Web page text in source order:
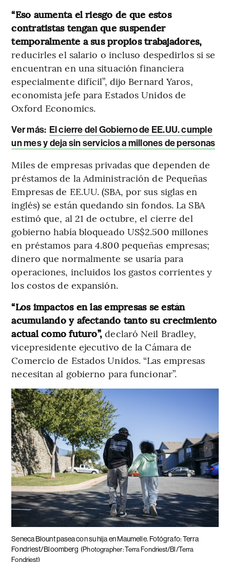
“Eso aumenta el riesgo de que estos
contratistas tengan que suspender
temporalmente a sus propios trabajadores,
reducirles el salario o incluso despedirlos si se
encuentran en una situación financiera
especialmente difícil”, dijo Bernard Yaros,
economista jefe para Estados Unidos de
Oxford Economics.
Ver más: El cierre del Gobierno de EE.UU. cumple
un mes y deja sin servicios a millones de personas
Miles de empresas privadas que dependen de
préstamos de la Administración de Pequeñas
Empresas de EE.UU. (SBA, por sus siglas en
inglés) se están quedando sin fondos. La SBA
estimó que, al 21 de octubre, el cierre del
gobierno había bloqueado US$2.500 millones
en préstamos para 4.800 pequeñas empresas;
dinero que normalmente se usaría para
operaciones, incluidos los gastos corrientes y
los costos de expansión.
“Los impactos en las empresas se están
acumulando y afectando tanto su crecimiento
actual como futuro”, declaró Neil Bradley,
vicepresidente ejecutivo de la Cámara de
Comercio de Estados Unidos. “Las empresas
necesitan al gobierno para funcionar”.
Seneca Blount pasea con su hija en Maumelle. Fotógrafo: Terra
Fondriest/Bloomberg (Photographer: Terra Fondriest/Bl/Terra
Fondriest)